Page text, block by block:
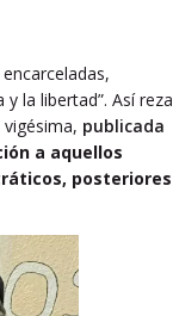
la libertad”. Así reza
publicada
a aquellos
posteriores